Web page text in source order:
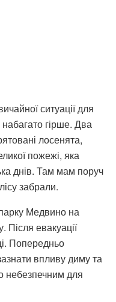
ситуації для
гірше. Два
лосенята,
пожежі, яка
днів. Там мам поруч
забрали.
Медвино на
Після евакуації
Попередньо
впливу диму та
небезпечним для